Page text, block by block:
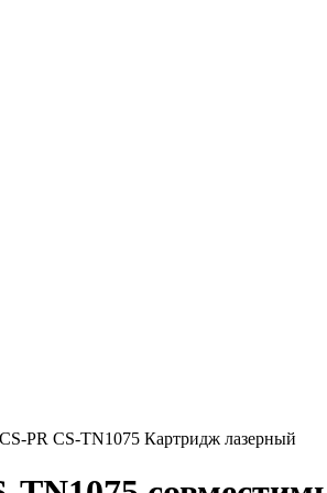
CS-PR CS-TN1075 Картридж лазерный